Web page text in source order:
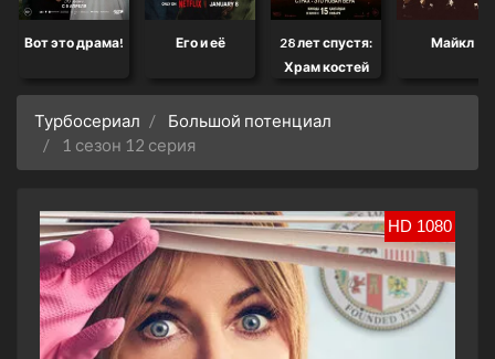
Вот это драма! Его и её
28 лет спустя:
Храм костей
Майкл
Турбосериал
Большой потенциал
1 сезон 12 серия
HD 1080